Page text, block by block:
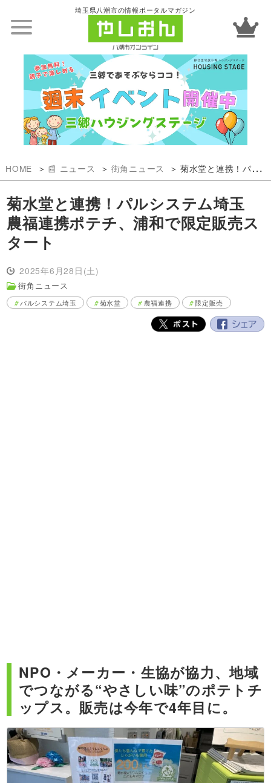
埼玉県八潮市の情報ポータルマガジン
HOME 📰 ニュース 街角ニュース 菊水堂と連携！パルシステム埼玉 農福連携ポテチ、浦和で限定販売スタート
菊水堂と連携！パルシステム埼玉
農福連携ポテチ、浦和で限定販売ス
タート
2025年6月28日(土)
街角ニュース
パルシステム埼玉 菊水堂 農福連携 限定販売
NPO・メーカー・生協が協力、地域
でつながる“やさしい味”のポテトチ
ップス。販売は今年で4年目に。